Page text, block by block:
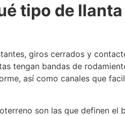
tipo de llanta
giros cerrados y
tengan bandas de
así como canales que
son las que definen el